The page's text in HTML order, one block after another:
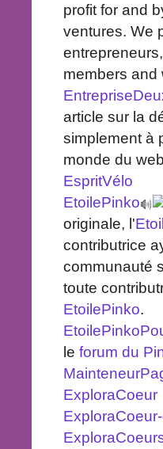
profit for and
ventures. We
members and
article sur la
simplement à
monde du
EspritVélo
EtoilePinko
originale, l'
contributrice
communauté
toute
EtoilePinko.
le forum du
ExploraCoeur